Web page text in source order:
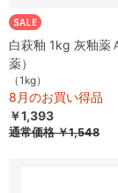
白萩釉 1kg 灰釉薬
薬）
（1kg）
8月のお買い得品
￥1,393
通常価格￥1,548